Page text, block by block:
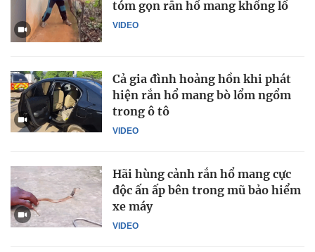
VIDEO
tóm gọn rắn hổ mang khổng lồ
VIDEO
Cả gia đình hoảng hồn khi phát
hiện rắn hổ mang bò lổm ngổm
trong ô tô
VIDEO
Hãi hùng cảnh rắn hổ mang cực
độc ấn ấp bên trong mũ bảo hiểm
xe máy